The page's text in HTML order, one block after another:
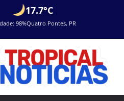
17.7°C
98%Quatro Pontes, PR